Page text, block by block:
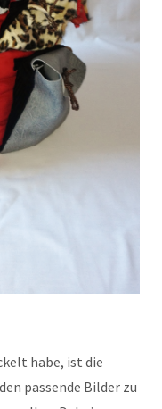
habe, ist die
passende Bilder zu